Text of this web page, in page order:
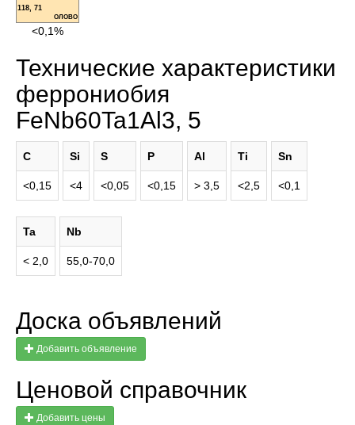
118, 71
ОЛОВО
<0,1%
Технические характеристики
феррониобия
FeNb60Ta1Al3, 5
C
<0,15
Si
<4
S
<0,05
P
<0,15
Al
> 3,5
Ti
<2,5
Sn
<0,1
Ta
< 2,0
Nb
55,0-70,0
Доска объявлений
Добавить объявление
Ценовой справочник
Добавить цены